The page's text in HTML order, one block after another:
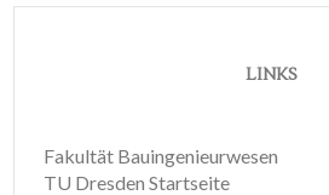
LINKS
Fakultät Bauingenieurwesen
TU Dresden Startseite